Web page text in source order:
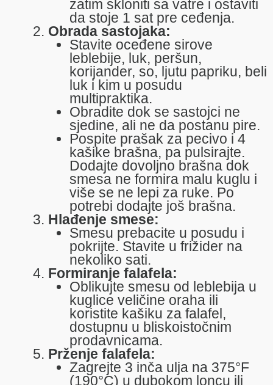
zatim skloniti sa vatre i ostaviti
da stoje 1 sat pre ceđenja.
Obrada sastojaka:
Stavite oceđene sirove
leblebije, luk, peršun,
korijander, so, ljutu papriku, beli
luk i kim u posudu
multipraktika.
Obradite dok se sastojci ne
sjedine, ali ne da postanu pire.
Pospite prašak za pecivo i 4
kašike brašna, pa pulsirajte.
Dodajte dovoljno brašna dok
smesa ne formira malu kuglu i
više se ne lepi za ruke. Po
potrebi dodajte još brašna.
Hlađenje smese:
Smesu prebacite u posudu i
pokrijte. Stavite u frižider na
nekoliko sati.
Formiranje falafela:
Oblikujte smesu od leblebija u
kuglice veličine oraha ili
koristite kašiku za falafel,
dostupnu u bliskoistočnim
prodavnicama.
Prženje falafela:
Zagrejte 3 inča ulja na 375°F
(190°C) u dubokom loncu ili